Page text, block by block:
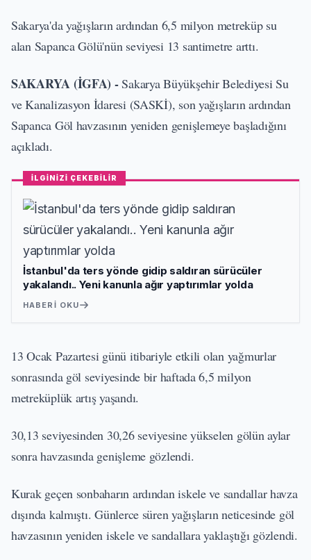
Sakarya'da yağışların ardından 6,5 milyon metreküp su
alan Sapanca Gölü'nün seviyesi 13 santimetre arttı.
SAKARYA (İGFA) -Sakarya Büyükşehir Belediyesi Su
ve Kanalizasyon İdaresi (SASKİ), son yağışların ardından
Sapanca Göl havzasının yeniden genişlemeye başladığını
açıkladı.
İLGİNİZİ ÇEKEBİLİR
İstanbul'da ters yönde gidip saldıran sürücüler
yakalandı.. Yeni kanunla ağır yaptırımlar yolda
HABERI OKU
13 Ocak Pazartesi günü itibariyle etkili olan yağmurlar
sonrasında göl seviyesinde bir haftada 6,5 milyon
metreküplük artış yaşandı.
30,13 seviyesinden 30,26 seviyesine yükselen gölün aylar
sonra havzasında genişleme gözlendi.
Kurak geçen sonbaharın ardından iskele ve sandallar havza
dışında kalmıştı. Günlerce süren yağışların neticesinde göl
havzasının yeniden iskele ve sandallara yaklaştığı gözlendi.